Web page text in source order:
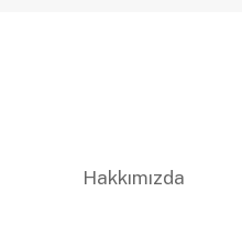
Hakkımızda